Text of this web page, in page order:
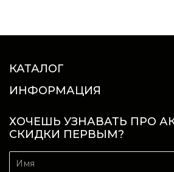
КАТАЛОГ
ИНФОРМАЦИЯ
ХОЧЕШЬ УЗНАВАТЬ ПРО
СКИДКИ ПЕРВЫМ?